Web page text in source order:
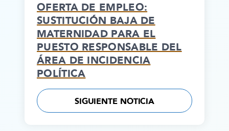
OFERTA DE EMPLEO:
SUSTITUCIÓN BAJA DE
MATERNIDAD PARA EL
PUESTO RESPONSABLE DEL
ÁREA DE INCIDENCIA
POLÍTICA
SIGUIENTE NOTICIA